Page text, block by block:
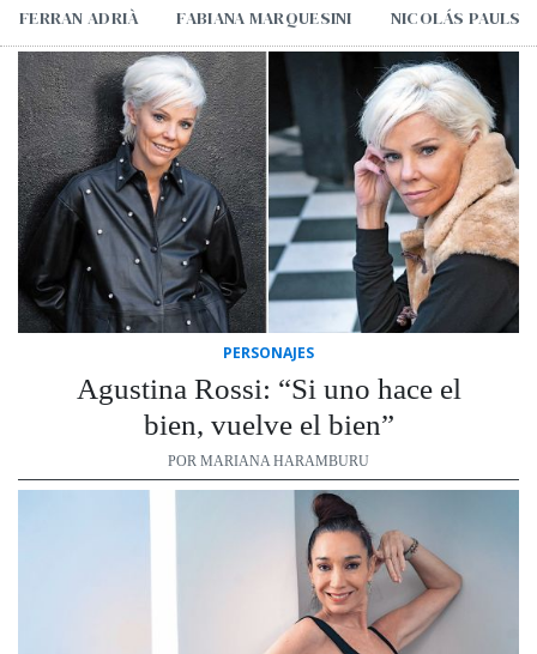
FERRAN ADRIÀ FABIANA MARQUESINI NICOLÁS PAULS
PERSONAJES
Agustina Rossi: “Si uno hace el
bien, vuelve el bien”
POR MARIANA HARAMBURU